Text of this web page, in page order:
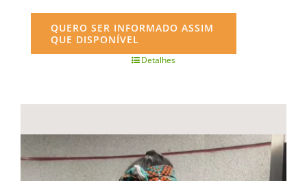
QUERO SER INFORMADO ASSIM
QUE DISPONÍVEL
Detalhes